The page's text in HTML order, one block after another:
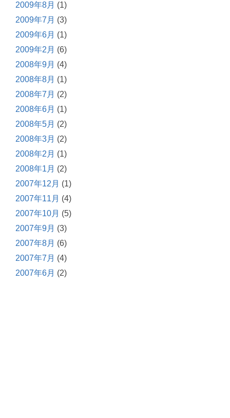
2009年8月 (1)
2009年7月 (3)
2009年6月 (1)
2009年2月 (6)
2008年9月 (4)
2008年8月 (1)
2008年7月 (2)
2008年6月 (1)
2008年5月 (2)
2008年3月 (2)
2008年2月 (1)
2008年1月 (2)
2007年12月 (1)
2007年11月 (4)
2007年10月 (5)
2007年9月 (3)
2007年8月 (6)
2007年7月 (4)
2007年6月 (2)